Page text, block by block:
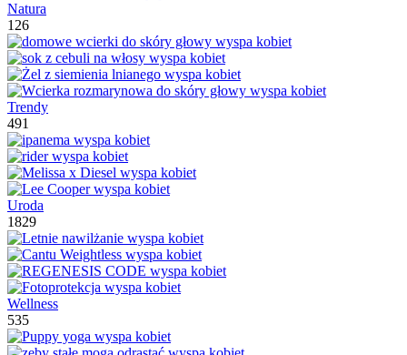
Natura
126
Trendy
491
Uroda
1829
Wellness
535